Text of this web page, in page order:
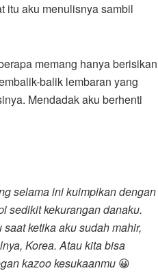
itu aku menulisnya sambil
memang hanya berisikan
balik lembaran yang
Mendadak aku berhenti
selama ini kuimpikan dengan
sedikit kekurangan danaku.
ketika aku sudah mahir,
Korea. Atau kita bisa
kazoo kesukaanmu 😀